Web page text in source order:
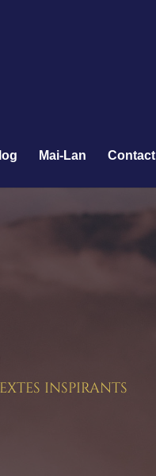
Mai-Lan Contact
inspirants